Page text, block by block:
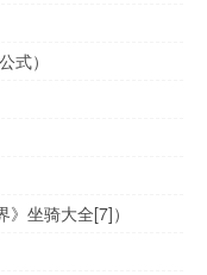
式）
坐骑大全[7]）